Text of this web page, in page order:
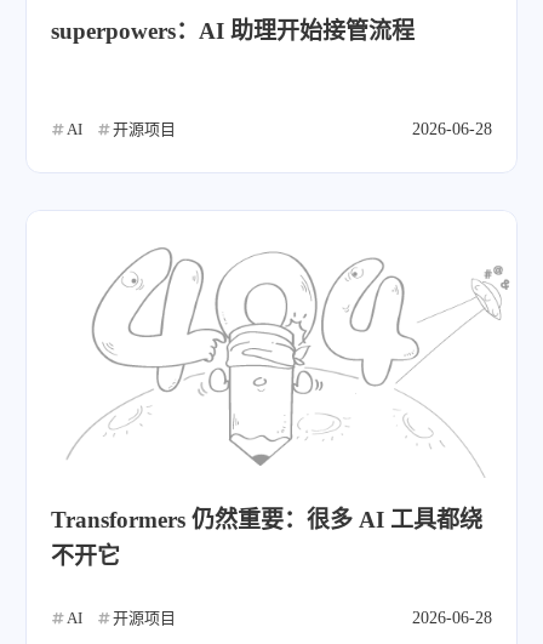
superpowers：AI 助理开始接管流程
AI 开源项目 2026-06-28
Transformers 仍然重要：很多 AI 工具都绕
不开它
AI 开源项目 2026-06-28